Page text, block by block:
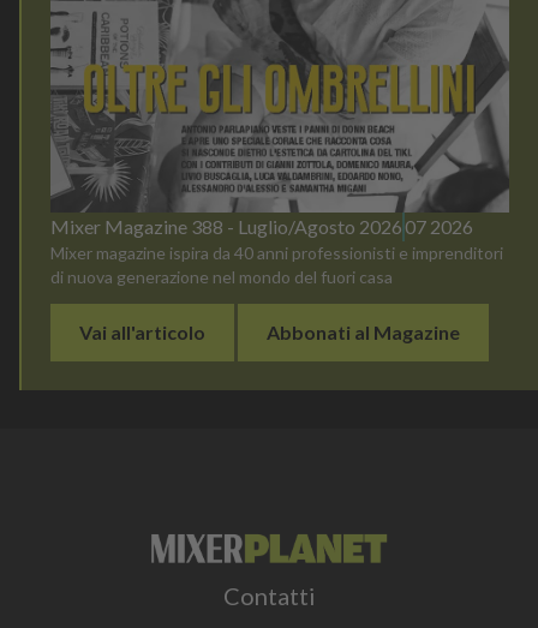
Mixer Magazine 388 - Luglio/Agosto 2026 07 2026
Mixer magazine ispira da 40 anni professionisti e imprenditori
di nuova generazione nel mondo del fuori casa
Vai all'articolo Abbonati al Magazine
Contatti